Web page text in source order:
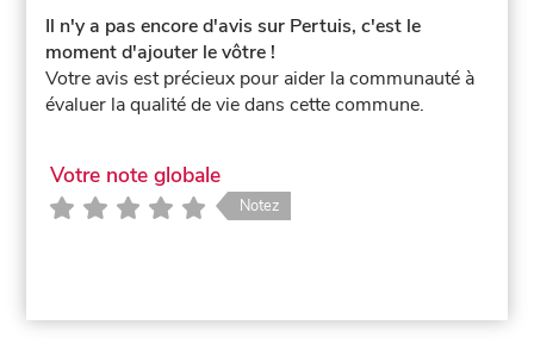
Il n'y a pas encore d'avis sur Pertuis, c'est le
moment d'ajouter le vôtre !
Votre avis est précieux pour aider la communauté à
évaluer la qualité de vie dans cette commune.
Votre note globale
Notez